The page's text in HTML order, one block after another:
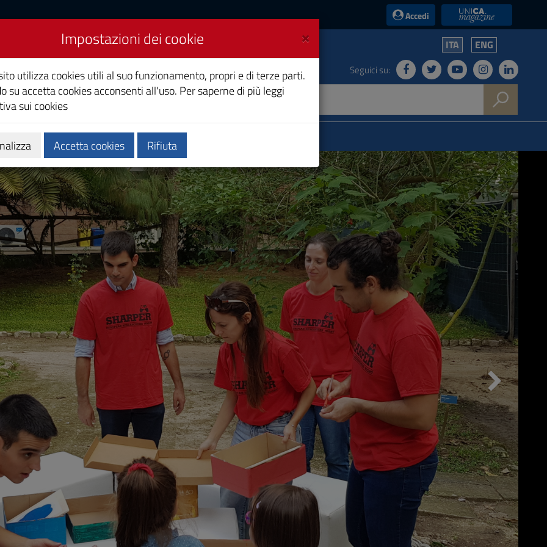
Accedi UniCA News
di Cagliari
ITA ENG
Seguici su:
Ricerca Società e territorio
next
×
Impostazioni dei cookie
utilizza cookies utili al suo funzionamento, propri e di terze parti.
su accetta cookies acconsenti all'uso. Per saperne di più leggi
sui cookies
Accetta cookies Rifiuta